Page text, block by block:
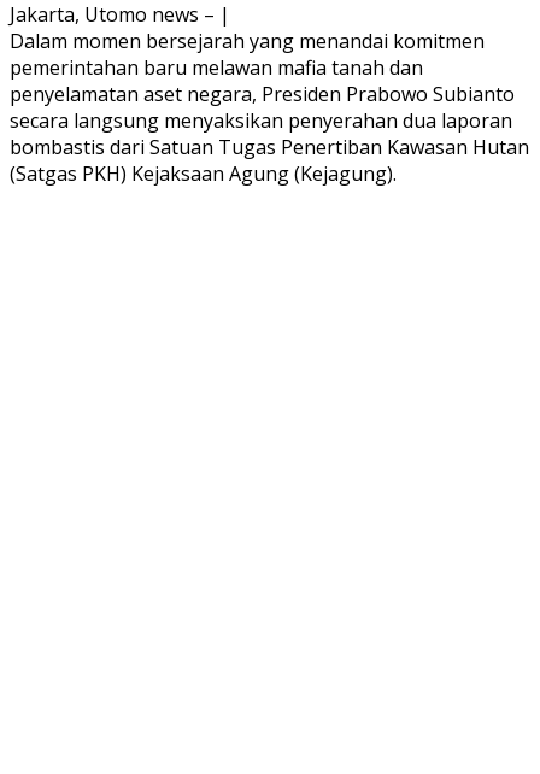
Jakarta, Utomo news – |
Dalam momen bersejarah yang menandai komitmen
pemerintahan baru melawan mafia tanah dan
penyelamatan aset negara, Presiden Prabowo Subianto
secara langsung menyaksikan penyerahan dua laporan
bombastis dari Satuan Tugas Penertiban Kawasan Hutan
(Satgas PKH) Kejaksaan Agung (Kejagung).